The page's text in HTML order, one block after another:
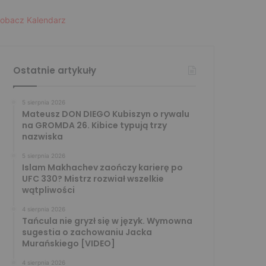
Kalendarz
Ostatnie artykuły
5 sierpnia 2026
Mateusz DON DIEGO Kubiszyn o rywalu
na GROMDA 26. Kibice typują trzy
nazwiska
5 sierpnia 2026
Islam Makhachev zaończy karierę po
UFC 330? Mistrz rozwiał wszelkie
wątpliwości
4 sierpnia 2026
Tańcula nie gryzł się w język. Wymowna
sugestia o zachowaniu Jacka
Murańskiego [VIDEO]
4 sierpnia 2026